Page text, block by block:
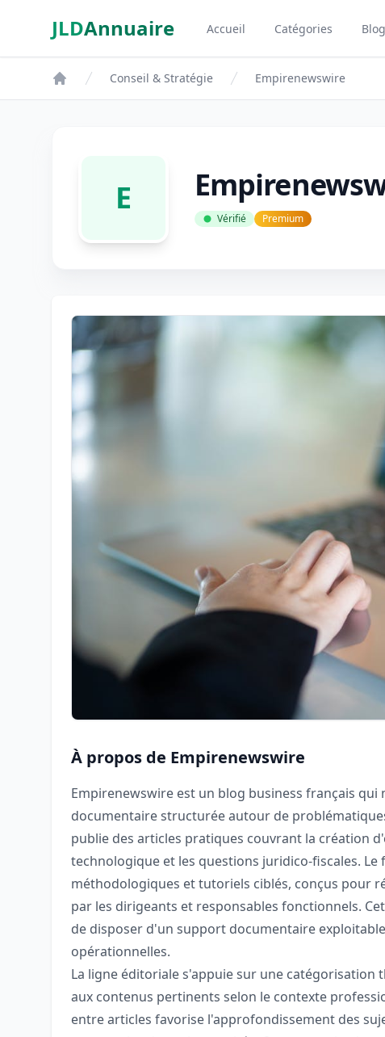
Aspect SDM
JLDAnnuaire Accueil Catégories Blog
Conseil & Stratégie Empirenewswire
E
Vérifié Premium
À propos de Empirenewswire
Empirenewswire est un blog business français
documentaire structurée autour de
publie des articles pratiques couvrant la création
technologique et les questions juridico-fiscales.
méthodologiques et tutoriels ciblés, conçus pour
par les dirigeants et responsables fonctionnels.
de disposer d'un support documentaire
opérationnelles.
La ligne éditoriale s'appuie sur une catégorisation
aux contenus pertinents selon le contexte
entre articles favorise l'approfondissement des